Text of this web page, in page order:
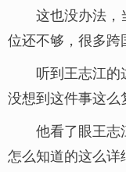
这也没办法，
位还不够，很多跨
听到王志江的
没想到这件事这么
他看了眼王志
怎么知道的这么详